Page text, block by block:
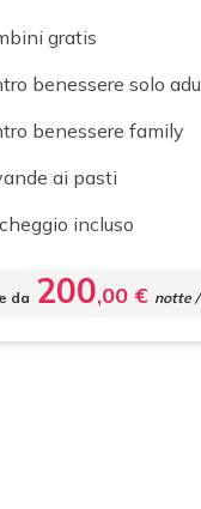
gratis
benessere solo
benessere family
ai pasti
incluso
da 200,00 € notte